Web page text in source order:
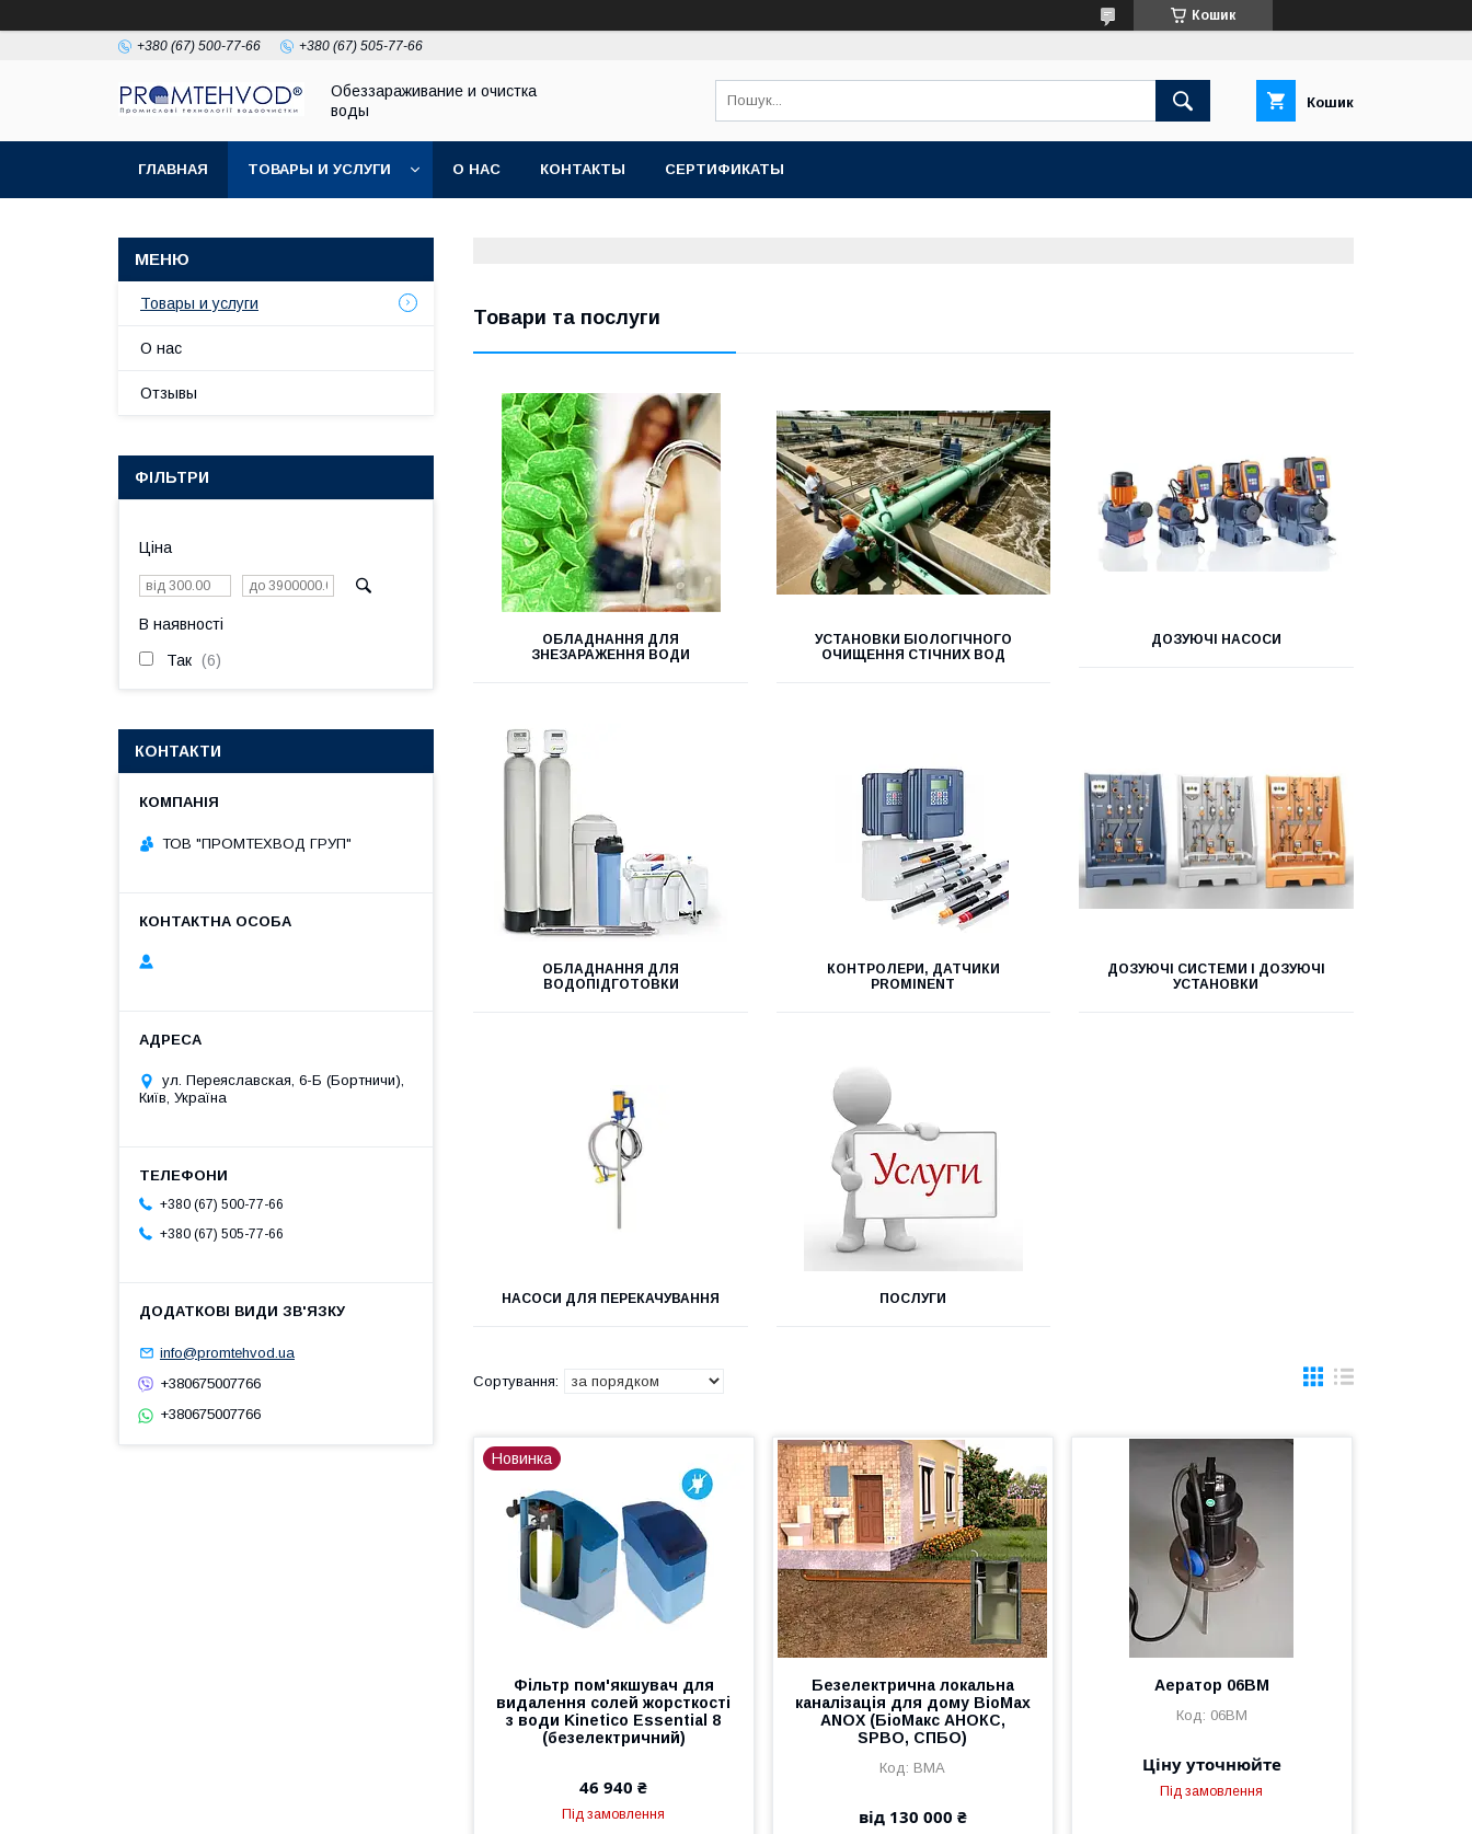
Кошик
+380 (67) 500-77-66 +380 (67) 505-77-66
Обеззараживание и очистка
воды
Кошик
ГЛАВНАЯ ТОВАРЫ И УСЛУГИ О НАС КОНТАКТЫ СЕРТИФИКАТЫ
Товари та послуги
ОБЛАДНАННЯ ДЛЯ
ЗНЕЗАРАЖЕННЯ ВОДИ
УСТАНОВКИ БІОЛОГІЧНОГО
ОЧИЩЕННЯ СТІЧНИХ ВОД
ДОЗУЮЧІ НАСОСИ
ОБЛАДНАННЯ ДЛЯ
ВОДОПІДГОТОВКИ
КОНТРОЛЕРИ, ДАТЧИКИ
PROMINENT
ДОЗУЮЧІ СИСТЕМИ І ДОЗУЮЧІ
УСТАНОВКИ
НАСОСИ ДЛЯ ПЕРЕКАЧУВАННЯ ПОСЛУГИ
Новинка
Фільтр пом'якшувач для
видалення солей жорсткості
з води Kinetico Essential 8
(безелектричний)
46 940 ₴
Під замовлення
Безелектрична локальна
каналізація для дому BioMax
ANOX (БіоМакс АНОКС,
SPBO, СПБО)
BMA
від 130 000 ₴
Аератор 06ВМ
06BM
Ціну уточнюйте
Під замовлення
Товары и услуги
О нас
Отзывы
ФІЛЬТРИ
Ціна
В наявності
Так 6
КОНТАКТИ
ТОВ "ПРОМТЕХВОД ГРУП"
ул. Переяславская, 6-Б (Бортничи),
Київ, Україна
+380 (67) 500-77-66
+380 (67) 505-77-66
info@promtehvod.ua
+380675007766
+380675007766